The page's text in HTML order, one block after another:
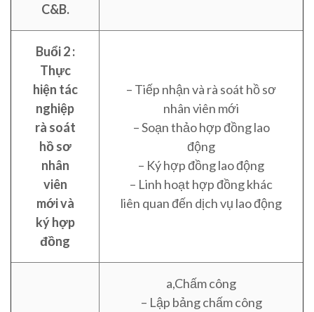
C&B.
Buổi 2 :
Thực
hiện tác
nghiệp
rà soát
hồ sơ
nhân
viên
mới và
ký hợp
đồng
– Tiếp nhận và rà soát hồ sơ
nhân viên mới
– Soạn thảo hợp đồng lao
động
– Ký hợp đồng lao động
– Linh hoạt hợp đồng khác
liên quan đến dịch vụ lao động
a,Chấm công
– Lập bảng chấm công